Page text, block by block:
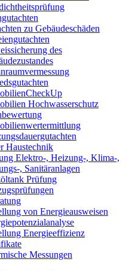
zu Gebäudeschäden
des
Hochwasserschutz
Haustechnik
Elektro-, Heizung-, Klima-,
, Sanitäranlagen
Prüfung
von Energieausweisen
Energieeffizienz
Messungen